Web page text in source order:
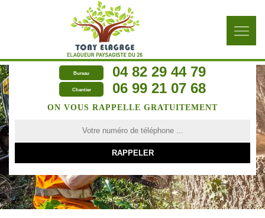
Bureau 04 82 29 44 79
Chantier 06 99 21 07 68
ON VOUS RAPPELLE GRATUITEMENT